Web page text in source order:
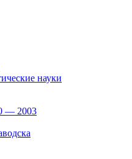
науки
— 2003